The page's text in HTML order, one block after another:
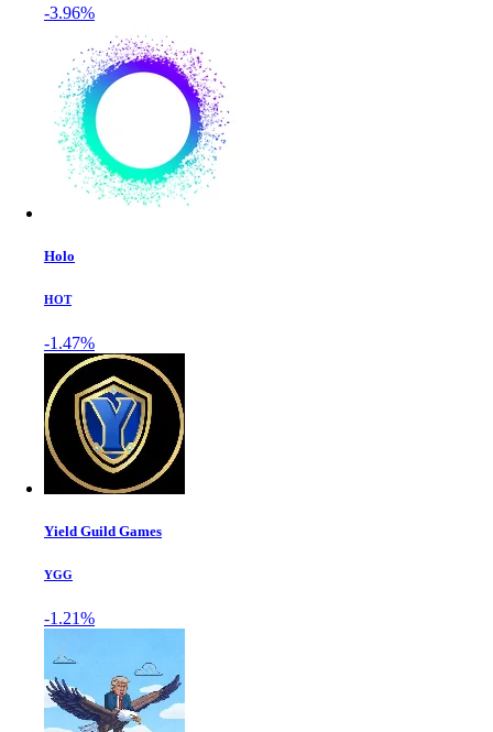
-3.96%
Holo
HOT
-1.47%
Yield Guild Games
YGG
-1.21%